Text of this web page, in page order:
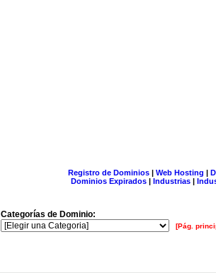
Registro de Dominios| Web Hosting |
Dominios Expirados | Industrias |
Categorías de Dominio:
[Pág.